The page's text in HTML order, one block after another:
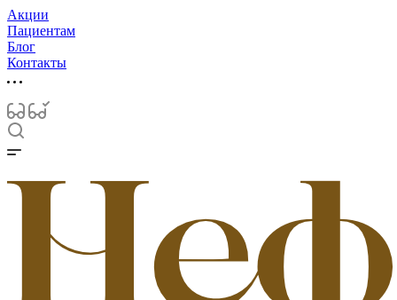
Акции
Пациентам
Блог
Контакты